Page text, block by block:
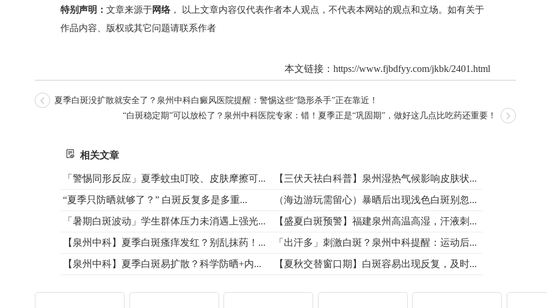
特别声明： 文章来源于网络， 以上文章内容仅代表作者本人观点，不代表本网站的观点和立场。如有关于
作品内容、版权或其它问题请联系作者
本文链接： https://www.fjbdfyy.com/jkbk/2401.html
夏季白斑没扩散就安全了？泉州中科白癜风医院提醒：警惕这些“隐形杀手”正在靠近！
“白斑稳定期”可以放松了？泉州中科医院专家：错！夏季正是“巩固期”，做好这几点比吃药还重要！
相关文章
「警惕同形反应」夏季蚊虫叮咬、皮肤摩擦可... 【三伏天祛白科普】泉州湿热气候影响皮肤状...
“夏季只防晒就够了？” 白斑反复多是多重... （海边游玩需留心）暴晒后出现浅色白斑别忽...
「暑期白斑波动」学生群体压力未消遇上强光... 【盛夏白斑预警】福建泉州高温高湿，汗液刺...
【泉州中科】夏季白斑瘙痒发红？别乱抹药！... 「出汗多」刺激白斑？泉州中科提醒：运动后...
【泉州中科】夏季白斑易扩散？科学防晒+内... 【夏秋交替窗口期】白斑容易出现反复，及时...